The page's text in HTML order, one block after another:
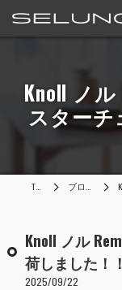
Knoll ノ
スターチ
TOP ブログ
Knoll ノル
荷しました！！
2025/09/22